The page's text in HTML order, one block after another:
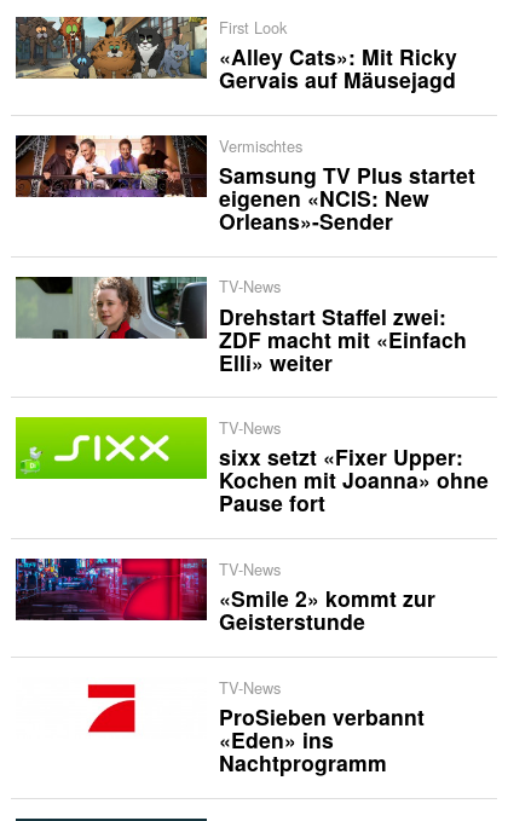
First Look
«Alley Cats»: Mit Ricky
Gervais auf Mäusejagd
Vermischtes
Samsung TV Plus startet
eigenen «NCIS: New
Orleans»-Sender
TV-News
Drehstart Staffel zwei:
ZDF macht mit «Einfach
Elli» weiter
TV-News
sixx setzt «Fixer Upper:
Kochen mit Joanna» ohne
Pause fort
TV-News
«Smile 2» kommt zur
Geisterstunde
TV-News
ProSieben verbannt
«Eden» ins
Nachtprogramm